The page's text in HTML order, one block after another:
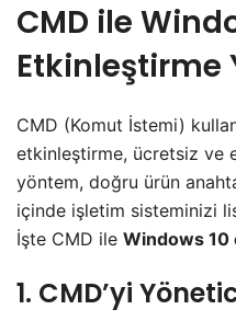
CMD ile
Etkinleştirme
CMD (Komut İstemi)
etkinleştirme, ücretsiz ve
yöntem, doğru ürün
içinde işletim sisteminizi
İşte CMD ile Windows 10
1. CMD’yi